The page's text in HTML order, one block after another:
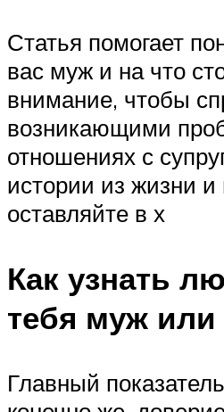
Статья помогает
вас муж и на что
внимание, чтобы
возникающими
отношениях с
истории из жизни и
оставляйте в х
Как узнать
тебя муж или
Главный